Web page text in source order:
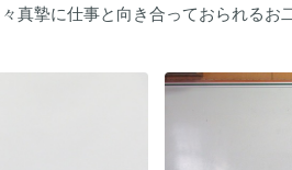
真摯に仕事と向き合っておられるお